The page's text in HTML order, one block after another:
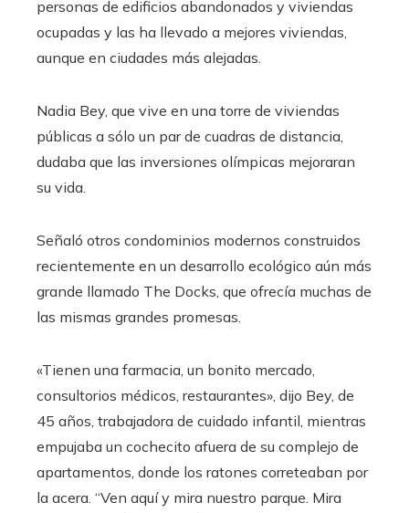
personas de edificios abandonados y viviendas
ocupadas y las ha llevado a mejores viviendas,
aunque en ciudades más alejadas.
Nadia Bey, que vive en una torre de viviendas
públicas a sólo un par de cuadras de distancia,
dudaba que las inversiones olímpicas mejoraran
su vida.
Señaló otros condominios modernos construidos
recientemente en un desarrollo ecológico aún más
grande llamado The Docks, que ofrecía muchas de
las mismas grandes promesas.
«Tienen una farmacia, un bonito mercado,
consultorios médicos, restaurantes», dijo Bey, de
45 años, trabajadora de cuidado infantil, mientras
empujaba un cochecito afuera de su complejo de
apartamentos, donde los ratones correteaban por
la acera. “Ven aquí y mira nuestro parque. Mira